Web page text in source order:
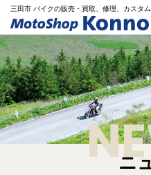
三田市 バイクの販売・買取、修理、カスタ
ニ